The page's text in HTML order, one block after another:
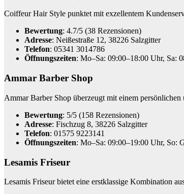
Coiffeur Hair Style punktet mit exzellentem
Bewertung: 4.7/5 (38 Rezensionen)
Adresse: Neißestraße 12, 38226 Salzgitter
Telefon: 05341 3014786
Öffnungszeiten: Mo–Sa: 09:00–18:00 Uhr, Sa:
Ammar Barber Shop
Ammar Barber Shop überzeugt mit einem
Bewertung: 5/5 (158 Rezensionen)
Adresse: Fischzug 8, 38226 Salzgitter
Telefon: 01575 9223141
Öffnungszeiten: Mo–Sa: 09:00–19:00 Uhr, So:
Lesamis Friseur
Lesamis Friseur bietet eine erstklassige Kombination